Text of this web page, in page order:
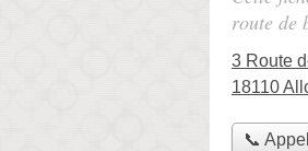
route de
3 Route
18110
📞